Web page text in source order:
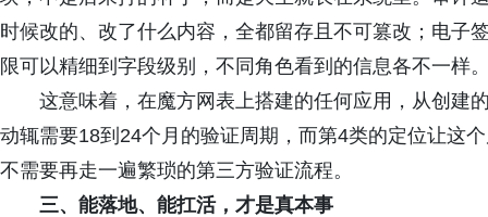
时候改的、改了什么内容，全都留存且不可篡改；电子
限可以精细到字段级别，不同角色看到的信息各不一样
这意味着，在魔方网表上搭建的任何应用，从创建
动辄需要18到24个月的验证周期，而第4类的定位让这
不需要再走一遍繁琐的第三方验证流程。
三、能落地、能扛活，才是真本事